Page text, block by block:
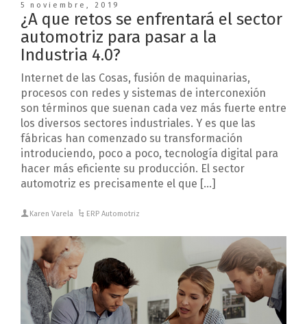
5 noviembre, 2019
¿A que retos se enfrentará el sector
automotriz para pasar a la
Industria 4.0?
Internet de las Cosas, fusión de maquinarias,
procesos con redes y sistemas de interconexión
son términos que suenan cada vez más fuerte entre
los diversos sectores industriales. Y es que las
fábricas han comenzado su transformación
introduciendo, poco a poco, tecnología digital para
hacer más eficiente su producción. El sector
automotriz es precisamente el que […]
Karen Varela ERP Automotriz